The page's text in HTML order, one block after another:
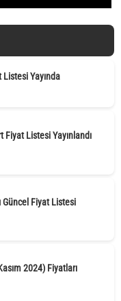
Yayında
Listesi Yayınlandı
Güncel Fiyat Listesi
2024) Fiyatları